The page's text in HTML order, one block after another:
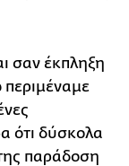
σαν έκπληξη
ότι δύσκολα
παράδοση